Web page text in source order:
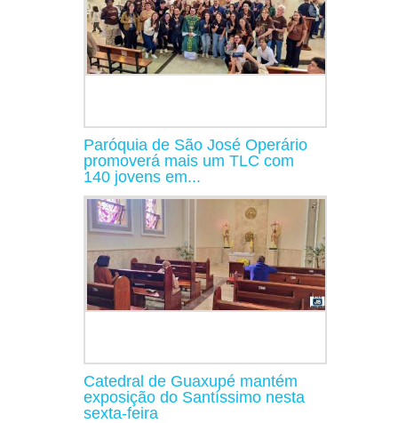
Paróquia de São José Operário
promoverá mais um TLC com
140 jovens em...
Catedral de Guaxupé mantém
exposição do Santíssimo nesta
sexta-feira